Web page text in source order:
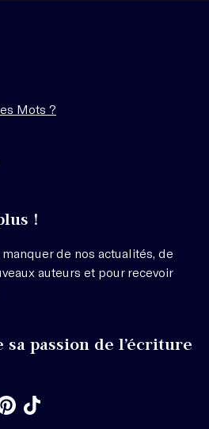
Mots ?
!
de nos actualités, de
auteurs et pour recevoir
passion de l’écriture